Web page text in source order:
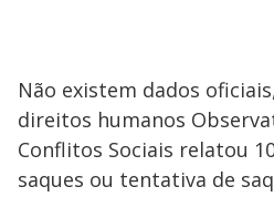
Não existem dados
direitos humanos
Conflitos Sociais relatou
saques ou tentativa de